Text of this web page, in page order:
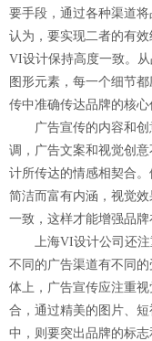
要手段，通过各种渠道
认为，要实现二者的有
VI设计保持高度一致。
图形元素，每一个细节
传中准确传达品牌的核心
广告宣传的内容和创
调，广告文案和视觉创
计所传达的情感相契合
简洁而富有内涵，视觉
一致，这样才能增强品牌
上海VI设计公司还注
不同的广告渠道有不同
体上，广告宣传应注重
合，通过精美的图片、
中，则要突出品牌的标